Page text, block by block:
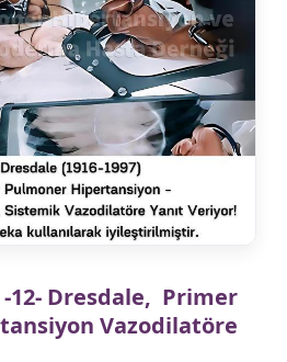
-12- Dresdale, Primer
Vazodilatöre